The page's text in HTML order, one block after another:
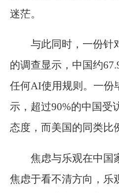
迷茫。
与此同时，一份针
的调查显示，中国约
任何AI使用规则。一份
示，超过90%的中国受
态度，而美国的同类比
焦虑与乐观在中国
焦虑于看不清方向，乐